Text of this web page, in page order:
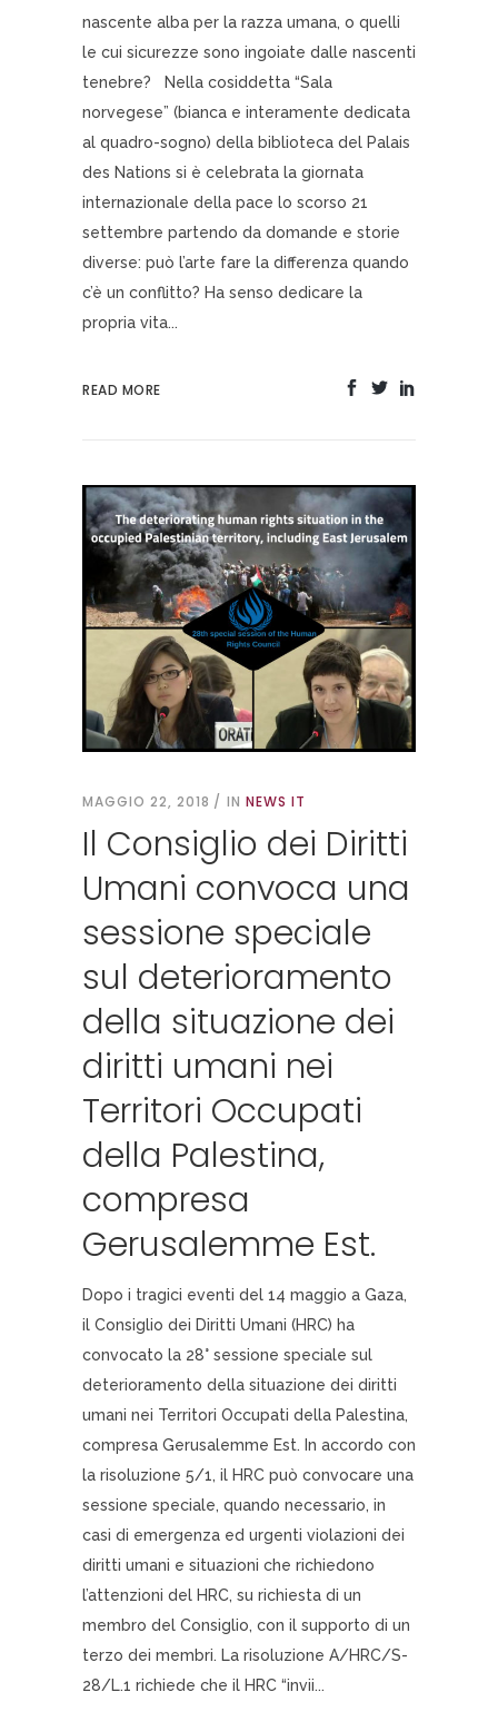
nascente alba per la razza umana, o quelli
le cui sicurezze sono ingoiate dalle nascenti
tenebre? Nella cosiddetta “Sala
norvegese” (bianca e interamente dedicata
al quadro-sogno) della biblioteca del Palais
des Nations si è celebrata la giornata
internazionale della pace lo scorso 21
settembre partendo da domande e storie
diverse: può l’arte fare la differenza quando
c’è un conflitto? Ha senso dedicare la
propria vita...
READ MORE
MAGGIO 22, 2018 IN NEWS IT
Il Consiglio dei Diritti
Umani convoca una
sessione speciale
sul deterioramento
della situazione dei
diritti umani nei
Territori Occupati
della Palestina,
compresa
Gerusalemme Est.
Dopo i tragici eventi del 14 maggio a Gaza,
il Consiglio dei Diritti Umani (HRC) ha
convocato la 28° sessione speciale sul
deterioramento della situazione dei diritti
umani nei Territori Occupati della Palestina,
compresa Gerusalemme Est. In accordo con
la risoluzione 5/1, il HRC può convocare una
sessione speciale, quando necessario, in
casi di emergenza ed urgenti violazioni dei
diritti umani e situazioni che richiedono
l’attenzioni del HRC, su richiesta di un
membro del Consiglio, con il supporto di un
terzo dei membri. La risoluzione A/HRC/S-
28/L.1 richiede che il HRC “invii...